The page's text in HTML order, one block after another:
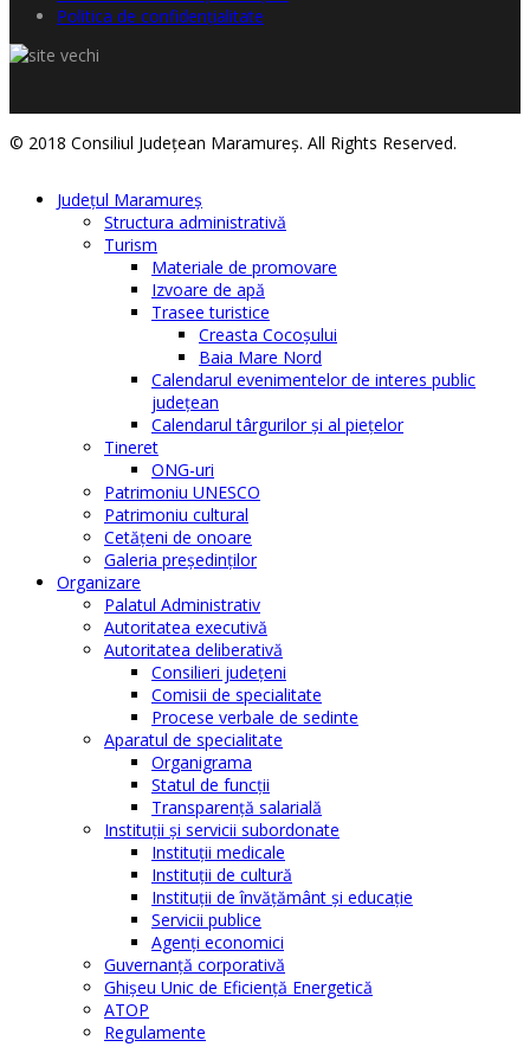
Politica de confidențialitate
© 2018 Consiliul Judeţean Maramureş. All Rights Reserved.
Judeţul Maramureş
Structura administrativă
Turism
Materiale de promovare
Izvoare de apă
Trasee turistice
Creasta Cocoșului
Baia Mare Nord
Calendarul evenimentelor de interes public
judeţean
Calendarul târgurilor şi al pieţelor
Tineret
ONG-uri
Patrimoniu UNESCO
Patrimoniu cultural
Cetăţeni de onoare
Galeria președinților
Organizare
Palatul Administrativ
Autoritatea executivă
Autoritatea deliberativă
Consilieri judeţeni
Comisii de specialitate
Procese verbale de sedinte
Aparatul de specialitate
Organigrama
Statul de funcții
Transparență salarială
Instituţii şi servicii subordonate
Instituţii medicale
Instituţii de cultură
Instituţii de învăţământ şi educaţie
Servicii publice
Agenţi economici
Guvernanță corporativă
Ghişeu Unic de Eficienţă Energetică
ATOP
Regulamente